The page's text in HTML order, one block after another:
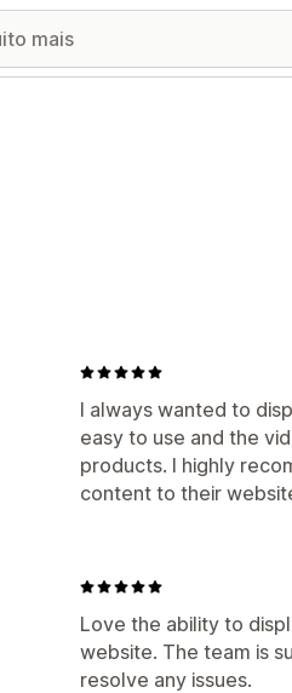
I always wanted to
easy to use and the
products. I highly
content to their
Love the ability to
website. The team is
resolve any issues.